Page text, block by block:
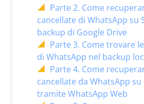
Parte 2. Come
cancellate di WhatsApp su
backup di Google Drive
Parte 3. Come trovare
di WhatsApp nel backup
Parte 4. Come
cancellate da WhatsApp su
tramite WhatsApp Web